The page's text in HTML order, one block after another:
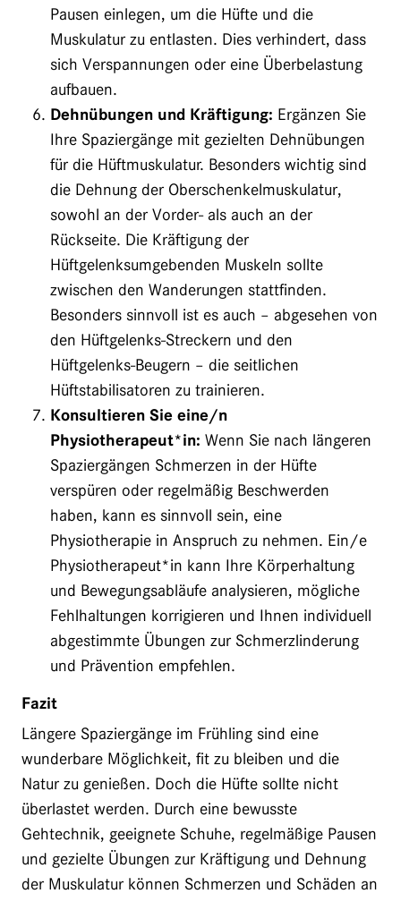
Pausen einlegen, um die Hüfte und die
Muskulatur zu entlasten. Dies verhindert, dass
sich Verspannungen oder eine Überbelastung
aufbauen.
Dehnübungen und Kräftigung: Ergänzen Sie
Ihre Spaziergänge mit gezielten Dehnübungen
für die Hüftmuskulatur. Besonders wichtig sind
die Dehnung der Oberschenkelmuskulatur,
sowohl an der Vorder- als auch an der
Rückseite. Die Kräftigung der
Hüftgelenksumgebenden Muskeln sollte
zwischen den Wanderungen stattfinden.
Besonders sinnvoll ist es auch – abgesehen von
den Hüftgelenks-Streckern und den
Hüftgelenks-Beugern – die seitlichen
Hüftstabilisatoren zu trainieren.
Konsultieren Sie eine/n
Physiotherapeut*in: Wenn Sie nach längeren
Spaziergängen Schmerzen in der Hüfte
verspüren oder regelmäßig Beschwerden
haben, kann es sinnvoll sein, eine
Physiotherapie in Anspruch zu nehmen. Ein/e
Physiotherapeut*in kann Ihre Körperhaltung
und Bewegungsabläufe analysieren, mögliche
Fehlhaltungen korrigieren und Ihnen individuell
abgestimmte Übungen zur Schmerzlinderung
und Prävention empfehlen.
Fazit
Längere Spaziergänge im Frühling sind eine
wunderbare Möglichkeit, fit zu bleiben und die
Natur zu genießen. Doch die Hüfte sollte nicht
überlastet werden. Durch eine bewusste
Gehtechnik, geeignete Schuhe, regelmäßige Pausen
und gezielte Übungen zur Kräftigung und Dehnung
der Muskulatur können Schmerzen und Schäden an